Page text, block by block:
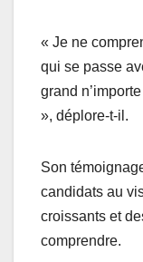
« Je ne
qui se passe
grand
», déplore-t-il.
Son
candidats au
croissants et
comprendre.